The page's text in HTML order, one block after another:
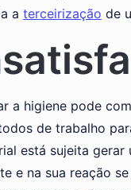
a terceirização de
a higiene pode
de trabalho
está sujeita
e na sua reação